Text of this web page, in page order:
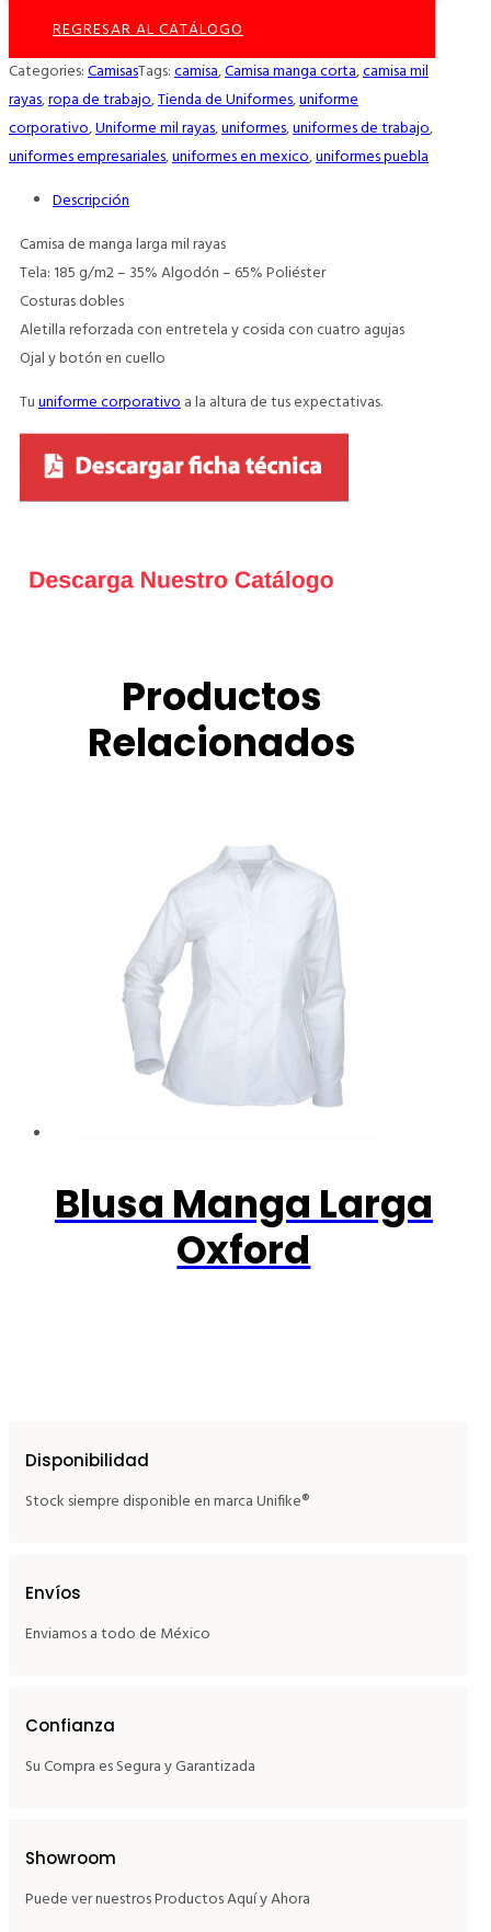
REGRESAR AL CATÁLOGO
Categories:CamisasTags:camisa,Camisa manga corta,camisa mil
rayas,ropa de trabajo,Tienda de Uniformes,uniforme
corporativo,Uniforme mil rayas,uniformes,uniformes de trabajo,
uniformes empresariales,uniformes en mexico,uniformes puebla
Descripción
Camisa de manga larga mil rayas
Tela: 185 g/m2 – 35% Algodón – 65% Poliéster
Costuras dobles
Aletilla reforzada con entretela y cosida con cuatro agujas
Ojal y botón en cuello
Tuuniforme corporativoa la altura de tus expectativas.
Productos
Relacionados
Blusa Manga Larga
Oxford
Disponibilidad
Stock siempre disponible en marca Unifike®
Envíos
Enviamos a todo de México
Confianza
Su Compra es Segura y Garantizada
Showroom
Puede ver nuestros Productos Aquí y Ahora